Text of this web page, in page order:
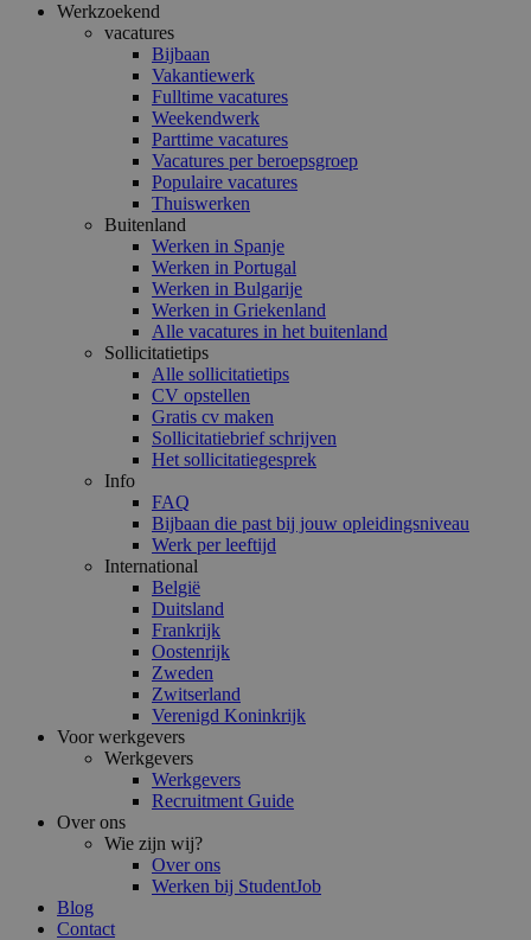
Werkzoekend
vacatures
Bijbaan
Vakantiewerk
Fulltime vacatures
Weekendwerk
Parttime vacatures
Vacatures per beroepsgroep
Populaire vacatures
Thuiswerken
Buitenland
Werken in Spanje
Werken in Portugal
Werken in Bulgarije
Werken in Griekenland
Alle vacatures in het buitenland
Sollicitatietips
Alle sollicitatietips
CV opstellen
Gratis cv maken
Sollicitatiebrief schrijven
Het sollicitatiegesprek
Info
FAQ
Bijbaan die past bij jouw opleidingsniveau
Werk per leeftijd
International
België
Duitsland
Frankrijk
Oostenrijk
Zweden
Zwitserland
Verenigd Koninkrijk
Voor werkgevers
Werkgevers
Werkgevers
Recruitment Guide
Over ons
Wie zijn wij?
Over ons
Werken bij StudentJob
Blog
Contact